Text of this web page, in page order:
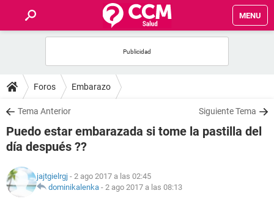
MENU
FOROS
SALUD
FAMILIA
NUTRICIÓN
Foros Embarazo
Tema Anterior Siguiente Tema
Puedo estar embarazada si tome la pastilla del
día después ??
jajtgielrgj - 2 ago 2017 a las 02:45
dominikalenka - 2 ago 2017 a las 08:13